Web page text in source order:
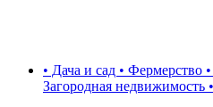
• Дача и сад • Фермерство
Загородная недвижимость